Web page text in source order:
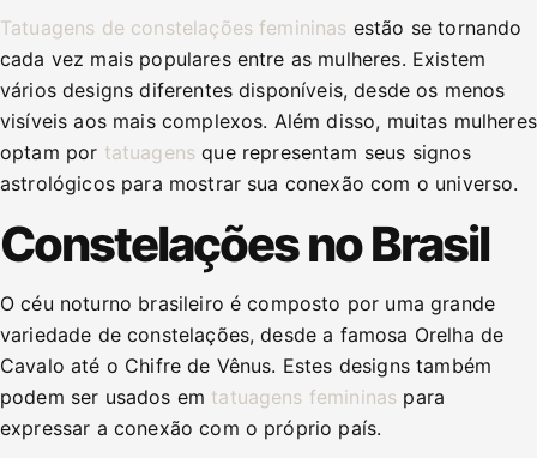
Tatuagens de constelações femininas estão se tornando
cada vez mais populares entre as mulheres. Existem
vários designs diferentes disponíveis, desde os menos
visíveis aos mais complexos. Além disso, muitas mulheres
optam por tatuagens que representam seus signos
astrológicos para mostrar sua conexão com o universo.
Constelações no Brasil
O céu noturno brasileiro é composto por uma grande
variedade de constelações, desde a famosa Orelha de
Cavalo até o Chifre de Vênus. Estes designs também
podem ser usados em tatuagens femininas para
expressar a conexão com o próprio país.